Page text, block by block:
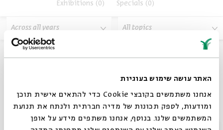
האתר עושה שימוש בעוגיות
אנחנו משתמשים בקובצי Cookie כדי להתאים אישית תוכן
ומודעות, לספק תכונות של מדיה חברתית ולנתח את תנועת
המשתמשים שלנו. בנוסף, אנחנו משתפים מידע על אופן
Exhibitions (0) Specials (0)
Across all years All topics
סגור